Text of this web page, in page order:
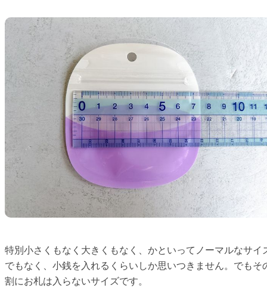
特別小さくもなく大きくもなく、かといってノーマルなサイ
でもなく、小銭を入れるくらいしか思いつきません。でもそ
割にお札は入らないサイズです。